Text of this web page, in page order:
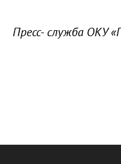
Пресс- служба ОКУ